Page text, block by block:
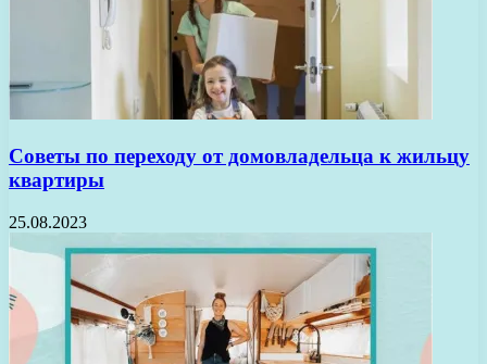
Советы по переходу от домовладельца к жильцу
квартиры
25.08.2023